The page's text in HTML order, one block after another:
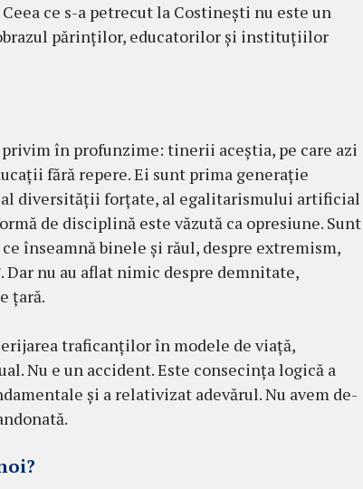
ce s-a petrecut la Costinești nu este un
părinților, educatorilor și instituțiilor
în profunzime: tinerii aceștia, pe care azi
fără repere. Ei sunt prima generație
diversității forțate, al egalitarismului artificial
de disciplină este văzută ca opresiune. Sunt
înseamnă binele și răul, despre extremism,
nu au aflat nimic despre demnitate,
țară.
traficanților în modele de viață,
Nu e un accident. Este consecința logică a
și a relativizat adevărul. Nu avem de-